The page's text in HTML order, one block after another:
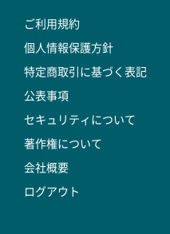
ご利用規約
個人情報保護方針
特定商取引に基づく表記
公表事項
セキュリティについて
著作権について
会社概要
ログアウト